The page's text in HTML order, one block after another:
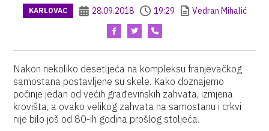
KARLOVAC 28.09.2018 19:29 Vedran Mihalić
Nakon nekoliko desetljeća na kompleksu franjevačkog
samostana postavljene su skele. Kako doznajemo
počinje jedan od većih građevinskih zahvata, izmjena
krovišta, a ovako velikog zahvata na samostanu i crkvi
nije bilo još od 80-ih godina prošlog stoljeća.